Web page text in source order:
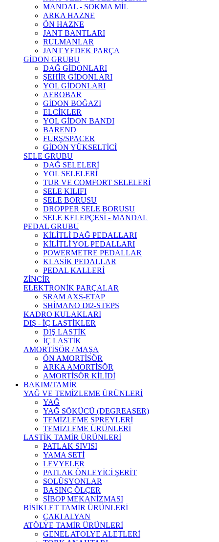
MANDAL - SOKMA MİL
ARKA HAZNE
ÖN HAZNE
JANT BANTLARI
RULMANLAR
JANT YEDEK PARÇA
GİDON GRUBU
DAĞ GİDONLARI
ŞEHİR GİDONLARI
YOL GİDONLARI
AEROBAR
GİDON BOĞAZI
ELCİKLER
YOL GİDON BANDI
BAREND
FURŞ/SPACER
GİDON YÜKSELTİCİ
SELE GRUBU
DAĞ SELELERİ
YOL SELELERİ
TUR VE COMFORT SELELERİ
SELE KILIFI
SELE BORUSU
DROPPER SELE BORUSU
SELE KELEPÇESİ - MANDAL
PEDAL GRUBU
KİLİTLİ DAĞ PEDALLARI
KİLİTLİ YOL PEDALLARI
POWERMETRE PEDALLAR
KLASİK PEDALLAR
PEDAL KALLERİ
ZİNCİR
ELEKTRONİK PARÇALAR
SRAM AXS-ETAP
SHİMANO Di2-STEPS
KADRO KULAKLARI
DIŞ - İÇ LASTİKLER
DIŞ LASTİK
İÇ LASTİK
AMORTİSÖR / MAŞA
ÖN AMORTİSÖR
ARKA AMORTİSÖR
AMORTİSÖR KİLİDİ
BAKIM/TAMİR
YAĞ VE TEMİZLEME ÜRÜNLERİ
YAĞ
YAĞ SÖKÜCÜ (DEGREASER)
TEMİZLEME SPREYLERİ
TEMİZLEME ÜRÜNLERİ
LASTİK TAMİR ÜRÜNLERİ
PATLAK SIVISI
YAMA SETİ
LEVYELER
PATLAK ÖNLEYİCİ ŞERİT
SOLÜSYONLAR
BASINÇ ÖLÇER
SİBOP MEKANİZMASI
BİSİKLET TAMİR ÜRÜNLERİ
ÇAKI ALYAN
ATÖLYE TAMİR ÜRÜNLERİ
GENEL ATOLYE ALETLERİ